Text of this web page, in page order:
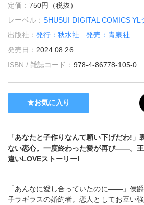
定価：750円（税抜）
レーベル：SHUSUI DIGITAL COMICS YL
出版社：発行：秋水社 発売：青泉社
発売日： 2024.08.26
ISBN / 雑誌コード： 978-4-86778-105-0
お気に入り
「あなたと子作りなんて願い下げだわ!
ない恋心。一度終わった愛が再び――。
違いLOVEストーリー!
「あんなに愛し合っていたのに――」侯
子ラギラスの婚約者。恋人としてお互い